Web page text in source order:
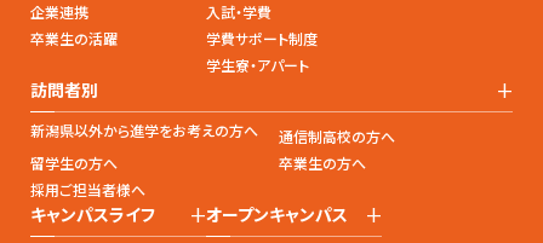
企業連携
卒業生の活躍
入試・学費
学費サポート制度
学生寮・アパート
訪問者別 +
新潟県以外から進学をお考えの方へ
通信制高校の方へ
留学生の方へ
卒業生の方へ
採用ご担当者様へ
キャンパスライフ +オープンキャンパス +